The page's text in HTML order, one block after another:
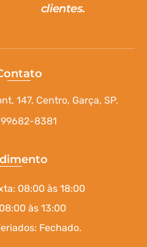
clientes.
147, Centro, Garça, SP.
99682-8381
08:00 às 18:00
às 13:00
Fechado.